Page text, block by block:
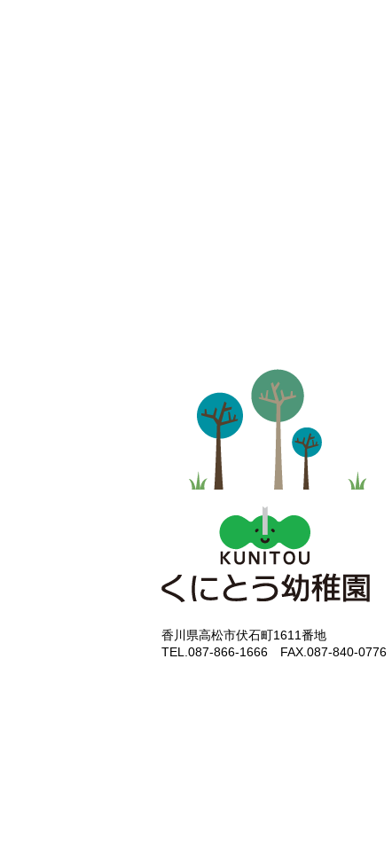
香川県高松市伏石町1611番地
TEL.087-866-1666 FAX.087-840-0776